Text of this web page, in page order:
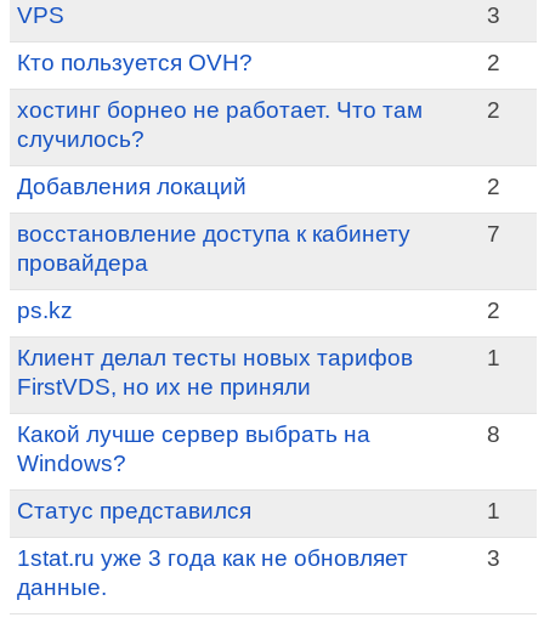
VPS
3
Кто пользуется OVH?
2
хостинг борнео не работает. Что там
случилось?
2
Добавления локаций
2
восстановление доступа к кабинету
провайдера
7
ps.kz
2
Клиент делал тесты новых тарифов
FirstVDS, но их не приняли
1
Какой лучше сервер выбрать на
Windows?
8
Статус представился
1
1stat.ru уже 3 года как не обновляет
данные.
3